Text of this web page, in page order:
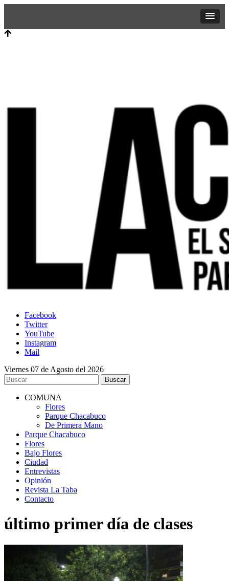
Facebook
Twitter
YouTube
Instagram
Mail
Viernes 07 de Agosto del 2026
COMUNA
Flores
Parque Chacabuco
De Primera Mano
Parque Chacabuco
Flores
Bajo Flores
Ciudad
Entrevistas
Opinión
Revista La Taba
Contacto
último primer día de clases